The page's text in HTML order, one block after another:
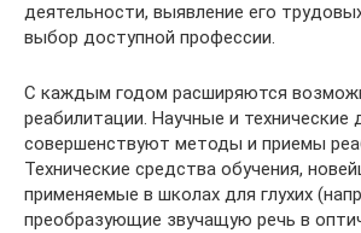
деятельности, выявление его
выбор доступной профессии.
С каждым годом расширяются
реабилитации. Научные и технические
совершенствуют методы и приемы
Технические средства обучения,
применяемые в школах для глухих
преобразующие звучащую речь в